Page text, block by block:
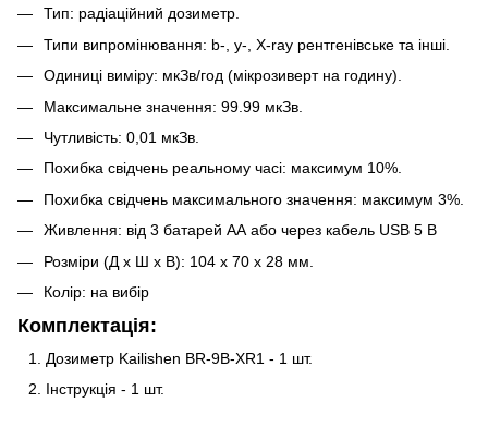
Тип: радіаційний дозиметр.
Типи випромінювання: b-, y-, X-ray рентгенівське та інші.
Одиниці виміру: мкЗв/год (мікрозиверт на годину).
Максимальне значення: 99.99 мкЗв.
Чутливість: 0,01 мкЗв.
Похибка свідчень реальному часі: максимум 10%.
Похибка свідчень максимального значення: максимум 3%.
Живлення: від 3 батарей АА або через кабель USB 5 В
Розміри (Д х Ш х В): 104 х 70 х 28 мм.
Колір: на вибір
Комплектація:
Дозиметр Kailishen BR-9B-XR1 - 1 шт.
Інструкція - 1 шт.